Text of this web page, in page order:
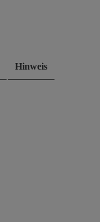
Hinweis